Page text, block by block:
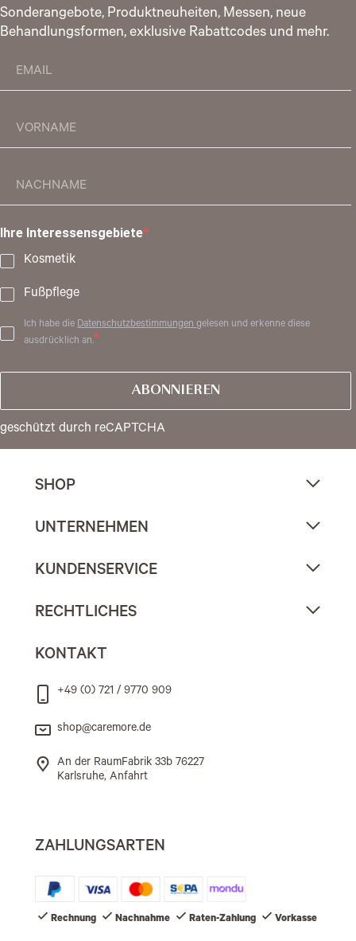
Sonderangebote, Produktneuheiten, Messen, neue
Behandlungsformen, exklusive Rabattcodes und mehr.
Ihre Interessensgebiete
Kosmetik
Fußpflege
Ich habe die Datenschutzbestimmungengelesen und erkenne diese
ausdrücklich an.
ABONNIEREN
geschützt durch reCAPTCHA
SHOP
UNTERNEHMEN
KUNDENSERVICE
RECHTLICHES
KONTAKT
+49 (0) 721 / 9770 909
shop@caremore.de
An der RaumFabrik 33b 76227
Karlsruhe, Anfahrt
ZAHLUNGSARTEN
Rechnung Nachnahme Raten-Zahlung Vorkasse